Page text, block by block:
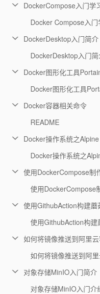
DockerCompose入门学
Docker Compose入门
DockerDesktop入门简介
DockerDesktop入门
Docker图形化工具
Docker图形化工具
Docker容器相关命令
README
Docker操作系统之Alpine
Docker操作系统之
使用DockerCompose制
使用DockerCompose
使用GithubAction构建蘑
使用GithubAction构建
如何将镜像推送到阿里
如何将镜像推送到阿
对象存储MinIO入门简介
对象存储MinIO入门介